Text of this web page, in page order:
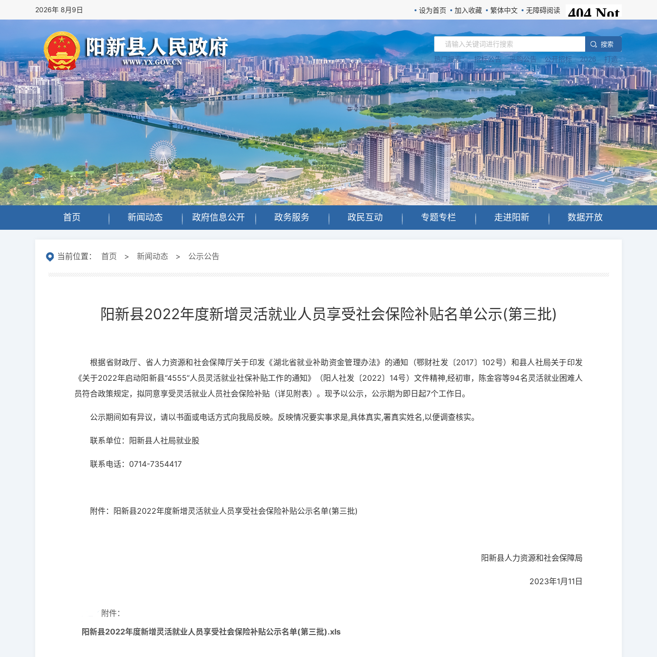
2026年 8月9日 设为首页 加入收藏 繁体中文 无障碍阅读
搜 索
热门搜索： 招标公告 采购公告 公开招标 2026 打造
首页 新闻动态 政府信息公开 政务服务 政民互动 专题专栏 走进阳新 数据开放
当前位置： 首页 > 新闻动态 > 公示公告
阳新县2022年度新增灵活就业人员享受社会保险补贴名单公示(第三批)
根据省财政厅、省人力资源和社会保障厅关于印发《湖北省就业补助资金管理办法》的通知（鄂财社发〔2017〕102号）和县人社局关于印发
《关于2022年启动阳新县“4555”人员灵活就业社保补贴工作的通知》（阳人社发〔2022〕14号）文件精神,经初审，陈金容等94名灵活就业困难人
员符合政策规定，拟同意享受灵活就业人员社会保险补贴（详见附表）。现予以公示，公示期为即日起7个工作日。
公示期间如有异议，请以书面或电话方式向我局反映。反映情况要实事求是,具体真实,署真实姓名,以便调查核实。
联系单位：阳新县人社局就业股
联系电话：0714-7354417
附件：阳新县2022年度新增灵活就业人员享受社会保险补贴公示名单(第三批)
阳新县人力资源和社会保障局
2023年1月11日
附件：
阳新县2022年度新增灵活就业人员享受社会保险补贴公示名单(第三批).xls